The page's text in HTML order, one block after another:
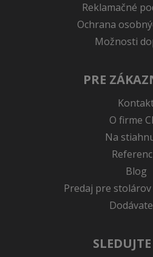
Reklamačné
Ochrana
Možnosti
PRE
O firme
Na
Blog
Predaj pre